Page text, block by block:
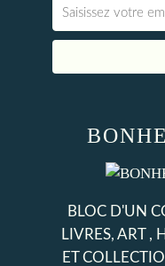
BLOC D'UN
LIVRES, ART ,
ET